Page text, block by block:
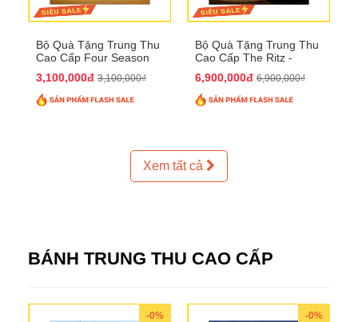
Bộ Quà Tặng Trung Thu
Cao Cấp Four Season
3,100,000đ 3,100,000₫
Bộ Quà Tặng Trung Thu
Cao Cấp The Ritz -
6,900,000đ 6,900,000₫
Xem tất cả
BÁNH TRUNG THU CAO CẤP
-0% -0%